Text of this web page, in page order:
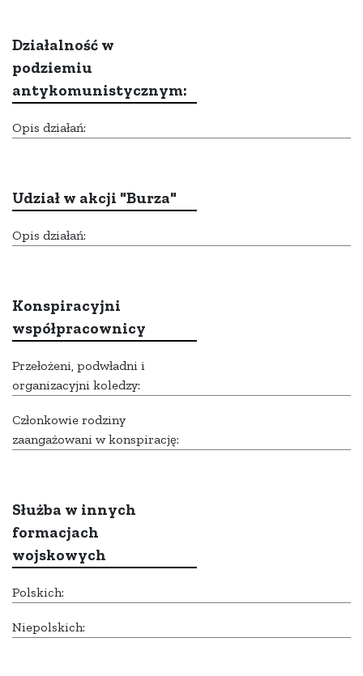
Działalność w
podziemiu
antykomunistycznym:
Opis działań:
Udział w akcji "Burza"
Opis działań:
Konspiracyjni
współpracownicy
Przełożeni, podwładni i
organizacyjni koledzy:
Członkowie rodziny
zaangażowani w konspirację:
Służba w innych
formacjach
wojskowych
Polskich:
Niepolskich: